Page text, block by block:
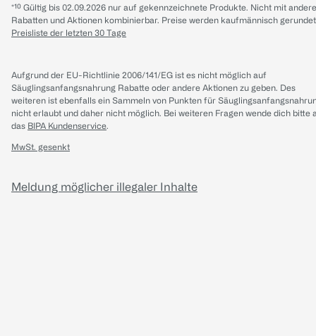
*¹⁰ Gültig bis 02.09.2026 nur auf gekennzeichnete Produkte. Nicht mit
Rabatten und Aktionen kombinierbar. Preise werden kaufmännisch
Preisliste der letzten 30 Tage
Aufgrund der EU-Richtlinie 2006/141/EG ist es nicht möglich auf
Säuglingsanfangsnahrung Rabatte oder andere Aktionen zu geben. Des
weiteren ist ebenfalls ein Sammeln von Punkten für
nicht erlaubt und daher nicht möglich. Bei weiteren Fragen wende dich bitte
das BIPA Kundenservice.
MwSt. gesenkt
Meldung möglicher illegaler Inhalte